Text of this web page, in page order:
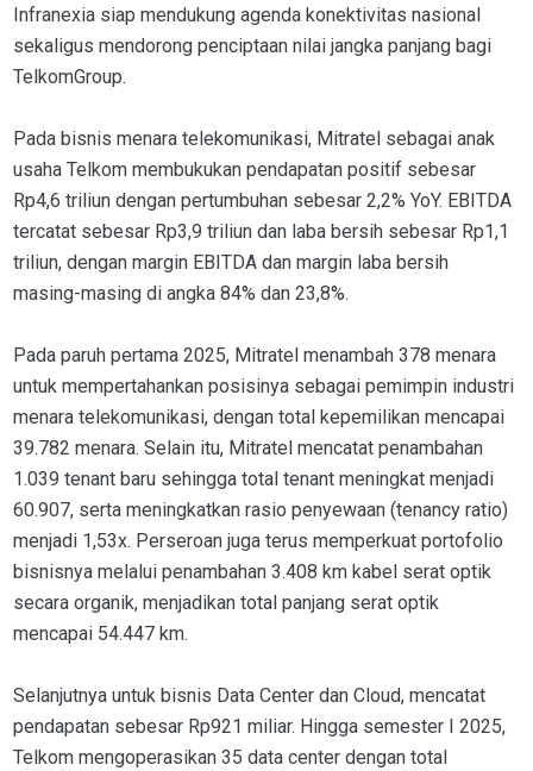
Infranexia siap mendukung agenda konektivitas nasional
sekaligus mendorong penciptaan nilai jangka panjang bagi
TelkomGroup.
Pada bisnis menara telekomunikasi, Mitratel sebagai anak
usaha Telkom membukukan pendapatan positif sebesar
Rp4,6 triliun dengan pertumbuhan sebesar 2,2% YoY. EBITDA
tercatat sebesar Rp3,9 triliun dan laba bersih sebesar Rp1,1
triliun, dengan margin EBITDA dan margin laba bersih
masing-masing di angka 84% dan 23,8%.
Pada paruh pertama 2025, Mitratel menambah 378 menara
untuk mempertahankan posisinya sebagai pemimpin industri
menara telekomunikasi, dengan total kepemilikan mencapai
39.782 menara. Selain itu, Mitratel mencatat penambahan
1.039 tenant baru sehingga total tenant meningkat menjadi
60.907, serta meningkatkan rasio penyewaan (tenancy ratio)
menjadi 1,53x. Perseroan juga terus memperkuat portofolio
bisnisnya melalui penambahan 3.408 km kabel serat optik
secara organik, menjadikan total panjang serat optik
mencapai 54.447 km.
Selanjutnya untuk bisnis Data Center dan Cloud, mencatat
pendapatan sebesar Rp921 miliar. Hingga semester I 2025,
Telkom mengoperasikan 35 data center dengan total